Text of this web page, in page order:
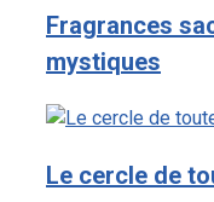
Fragrances
mystiques
Le cercle de